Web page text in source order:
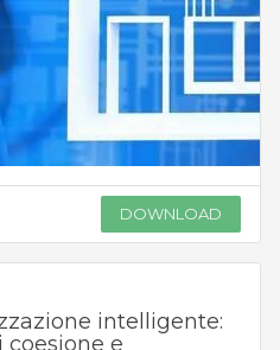
DOWNLOAD
intelligente:
e